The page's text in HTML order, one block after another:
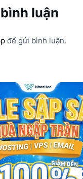
luận
để gửi bình luận.